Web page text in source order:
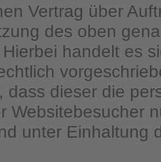
Vertrag über
des oben
handelt es
dass dieser die
Websitebesucher
unter Einhaltung